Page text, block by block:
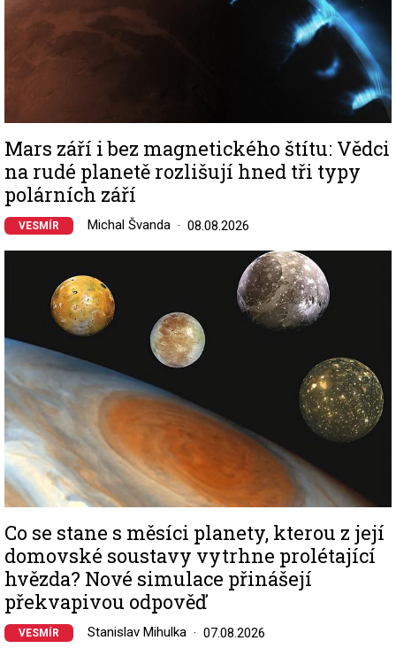
Mars září i bez magnetického štítu: Vědci
na rudé planetě rozlišují hned tři typy
polárních září
VESMÍR Michal Švanda 08.08.2026
Co se stane s měsíci planety, kterou z její
domovské soustavy vytrhne prolétající
hvězda? Nové simulace přinášejí
překvapivou odpověď
VESMÍR Stanislav Mihulka 07.08.2026